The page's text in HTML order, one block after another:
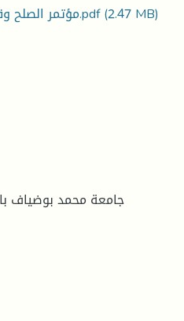
مؤتمر الصلح وقضايا التحرر في الوطن العربي.pdf(2.47 MB)
جامعة محمد بوضياف